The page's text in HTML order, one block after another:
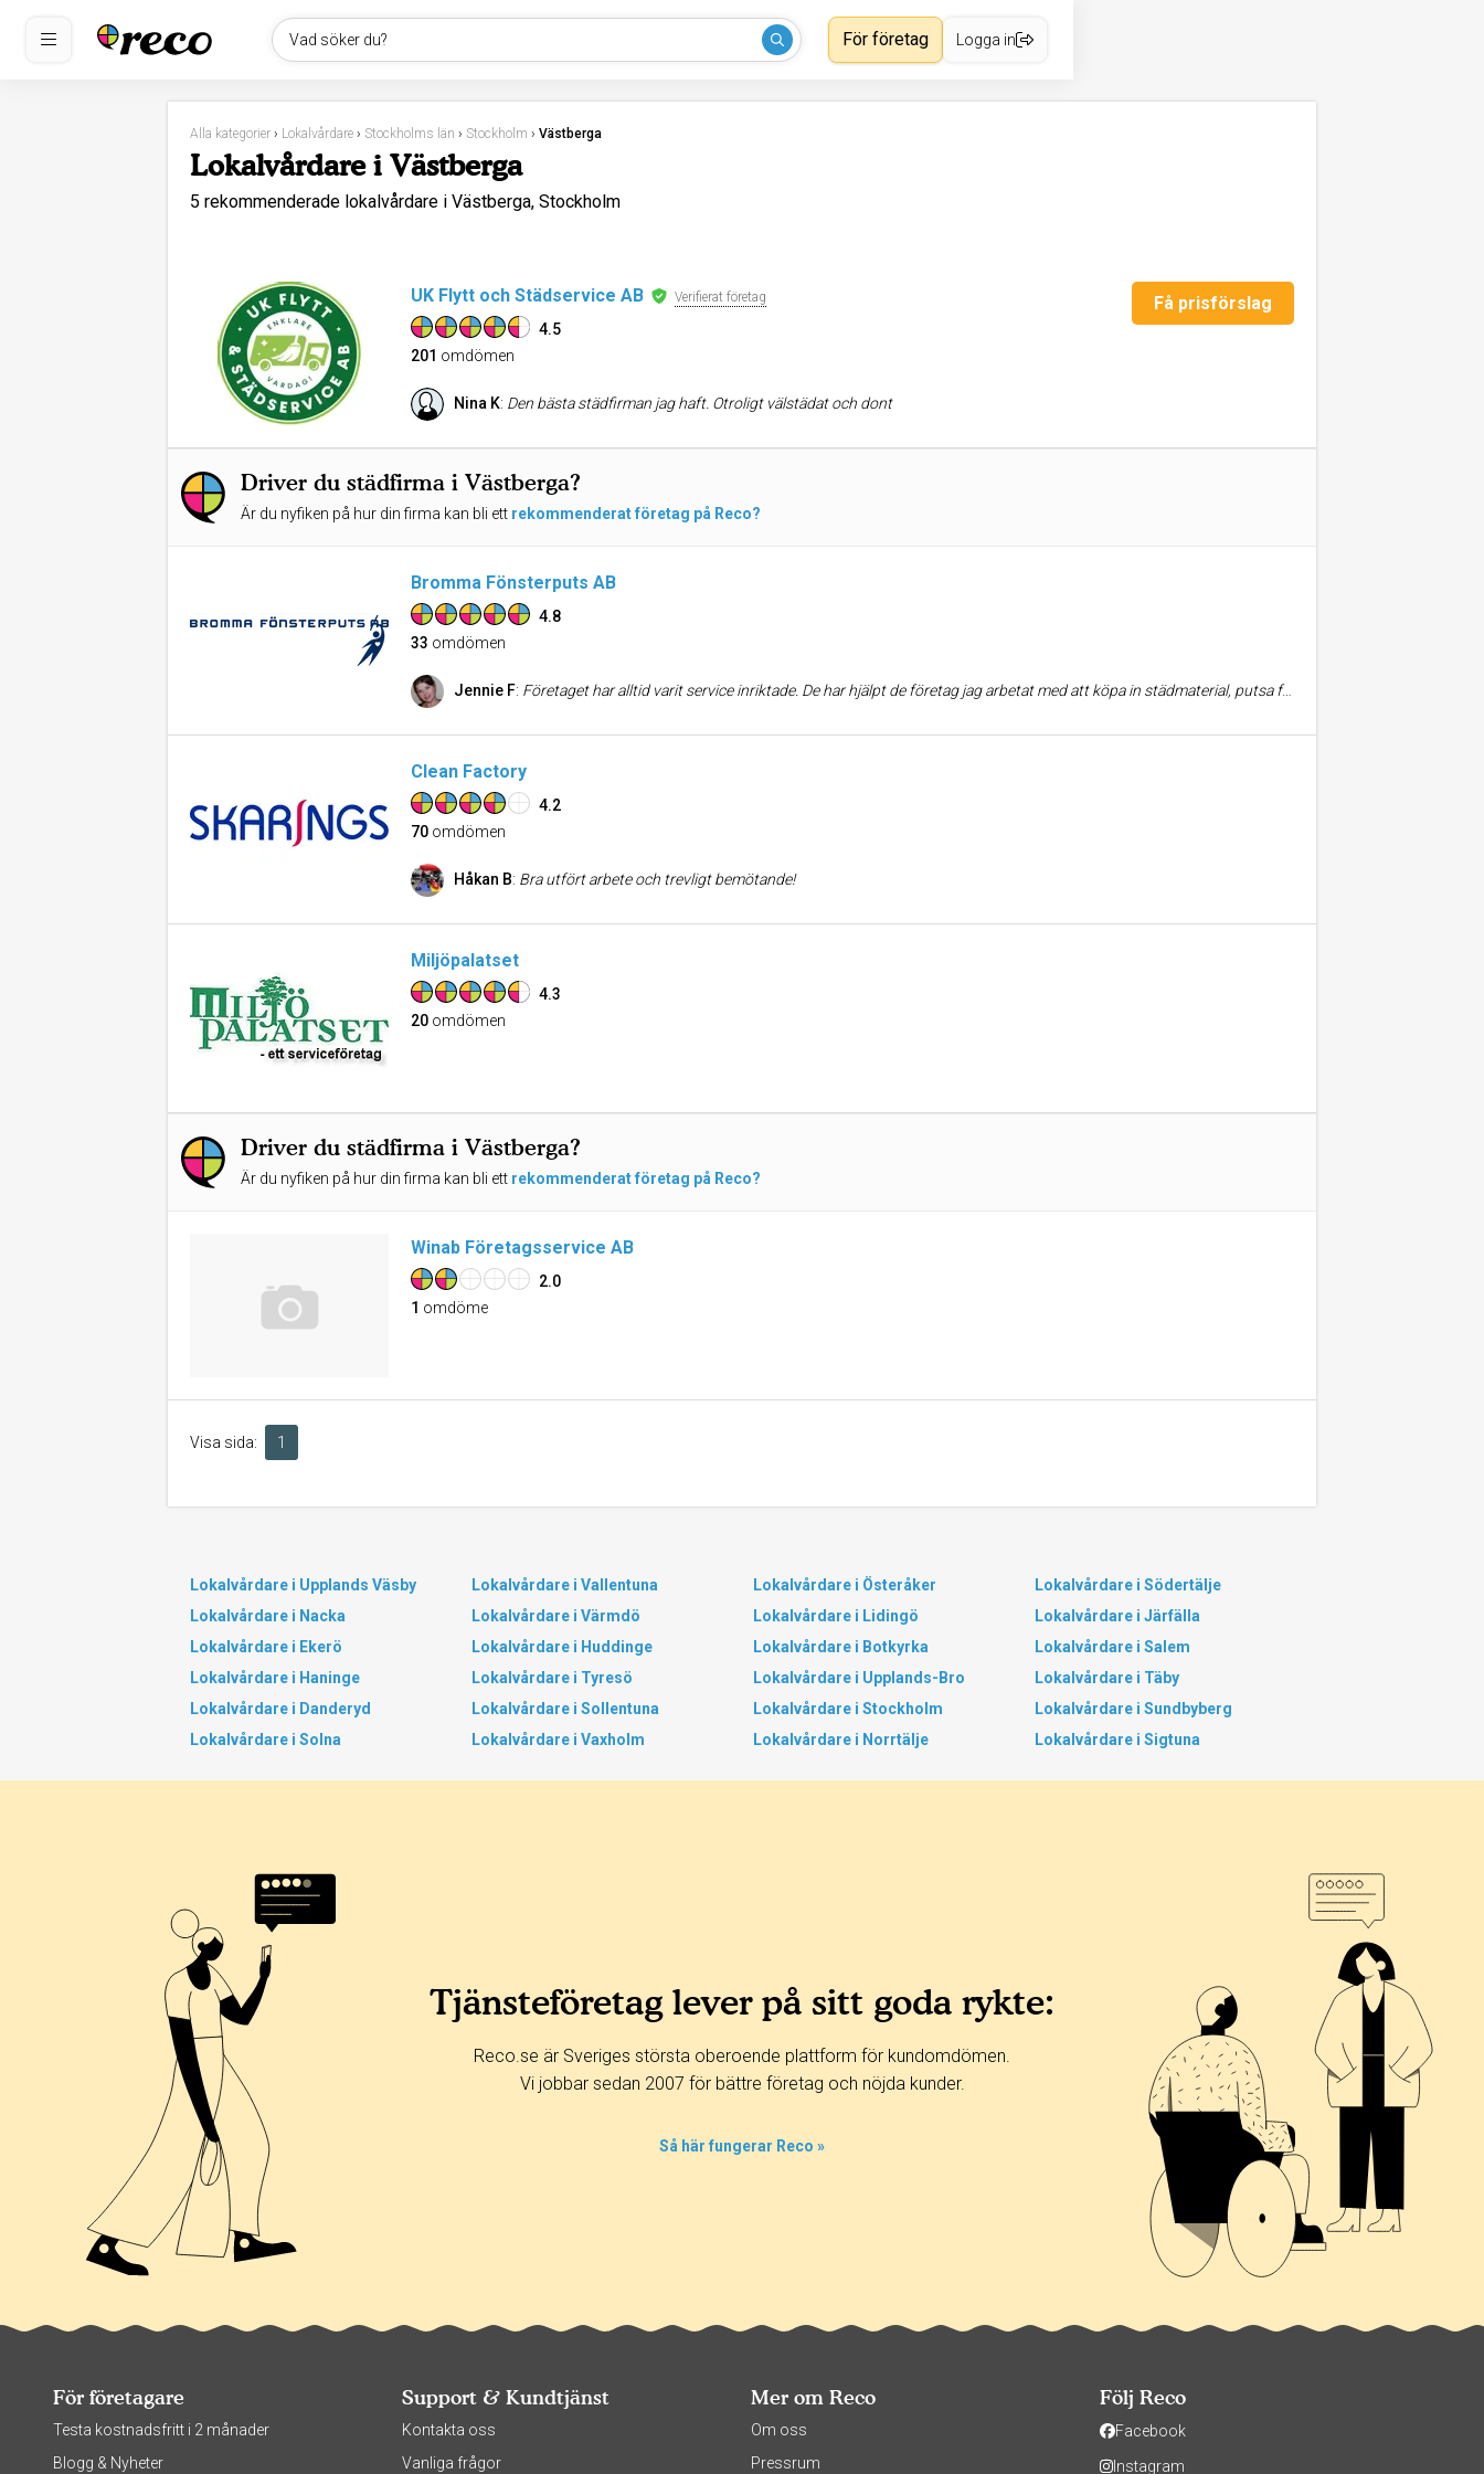
Vad söker du? För företag Logga in
Alla kategorier › Lokalvårdare › Stockholms län › Stockholm › Västberga
Lokalvårdare i Västberga
5 rekommenderade lokalvårdare i Västberga, Stockholm
UK Flytt och Städservice AB Verifierat företag
4.5
201 omdömen
Få prisförslag
Nina K: Den bästa städfirman jag haft. Otroligt välstädat och dont
Driver du städfirma i Västberga?
Är du nyfiken på hur din firma kan bli ett rekommenderat företag på Reco?
Bromma Fönsterputs AB
4.8
33 omdömen
Jennie F: Företaget har alltid varit service inriktade. De har hjälpt de företag jag arbetat med att köpa in städmaterial, putsa fönster, flyttstädning och mycket mer. Samtliga medarbetare har ett profit bemötande. Kan varmt rekommendera firman.
Clean Factory
4.2
70 omdömen
Håkan B: Bra utfört arbete och trevligt bemötande!
Miljöpalatset
4.3
20 omdömen
Driver du städfirma i Västberga?
Är du nyfiken på hur din firma kan bli ett rekommenderat företag på Reco?
Winab Företagsservice AB
2.0
1 omdöme
Visa sida: 1
Lokalvårdare i Upplands Väsby Lokalvårdare i Vallentuna Lokalvårdare i Österåker
Lokalvårdare i Södertälje
Lokalvårdare i Nacka
Lokalvårdare i Värmdö Lokalvårdare i Lidingö
Lokalvårdare i Järfälla
Lokalvårdare i Ekerö
Lokalvårdare i Huddinge Lokalvårdare i Botkyrka
Lokalvårdare i Salem
Lokalvårdare i Haninge
Lokalvårdare i Tyresö Lokalvårdare i Upplands-Bro
Lokalvårdare i Täby
Lokalvårdare i Danderyd
Lokalvårdare i Sollentuna Lokalvårdare i Stockholm
Lokalvårdare i Sundbyberg
Lokalvårdare i Solna
Lokalvårdare i Vaxholm Lokalvårdare i Norrtälje Lokalvårdare i Sigtuna
Tjänsteföretag lever på sitt goda rykte:
Reco.se är Sveriges största oberoende plattform för kundomdömen.
Vi jobbar sedan 2007 för bättre företag och nöjda kunder.
Så här fungerar Reco »
För företagare
Testa kostnadsfritt i 2 månader
Blogg & Nyheter
Support & Kundtjänst
Kontakta oss
Vanliga frågor
Mer om Reco
Om oss
Pressrum
Följ Reco
Facebook
Instagram